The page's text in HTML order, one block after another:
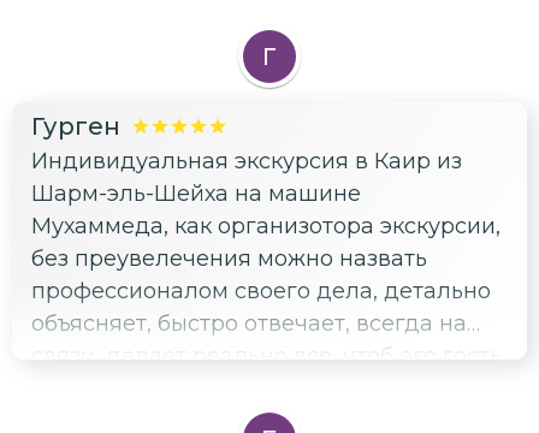
Г
Гурген
Индивидуальная экскурсия в Каир из
Шарм-эль-Шейха на машине
Мухаммеда, как организотора экскурсии,
без преувелечения можно назвать
профессионалом своего дела, детально
объясняет, быстро отвечает, всегда на
связи, делает реально все, чтоб его гость
наслаждение от такой длительной и